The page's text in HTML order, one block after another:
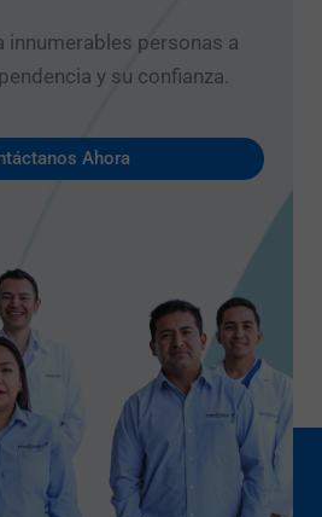
innumerables personas a
y su confianza.
Ahora